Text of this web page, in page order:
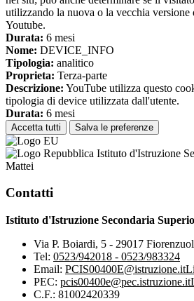
utilizzando la nuova o la vecchia versione
Youtube.
Durata: 6 mesi
Nome: DEVICE_INFO
Tipologia: analitico
Proprieta: Terza-parte
Descrizione: YouTube utilizza questo
tipologia di device utilizzata dall'utente.
Durata: 6 mesi
Accetta tutti Salva le preferenze
Istituto d'Istruzione
Mattei
Contatti
Istituto d'Istruzione Secondaria
Via P. Boiardi, 5 - 29017
Tel: 0523/942018 - 0523/983324
Email: PCIS00400E@istruzione.it
PEC: pcis00400e@pec.istruzione.it
C.F.: 81002420339